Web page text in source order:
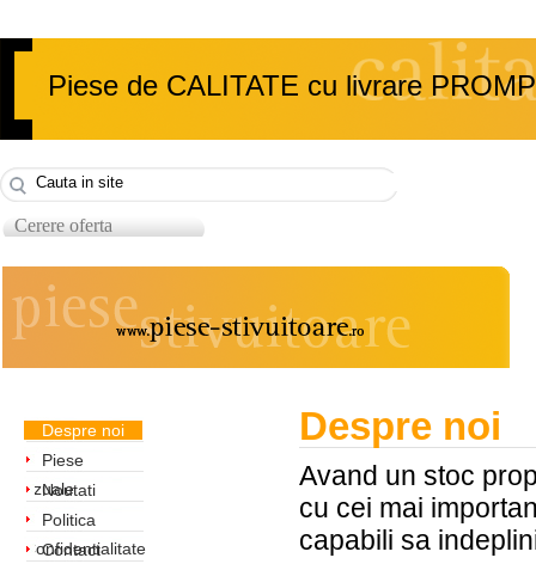
Piese de CALITATE cu livrare
Cerere oferta
Despre noi
Piese
uzuale
Noutati
Politica
Confidentialitate
Contact
Despre noi
Avand un stoc
cu cei mai
capabili sa